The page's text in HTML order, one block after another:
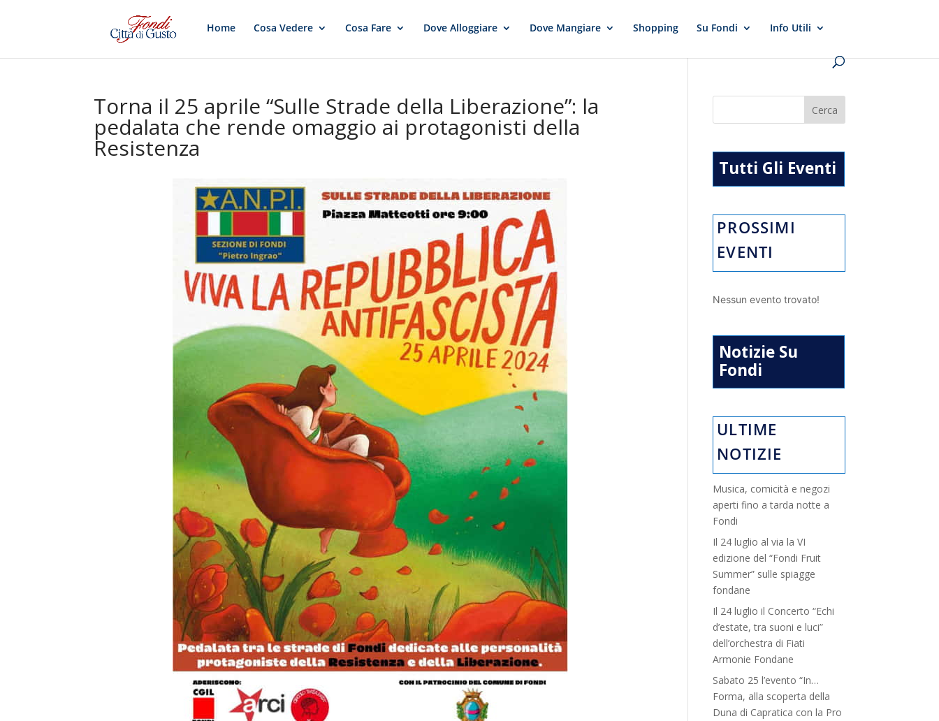
Home Cosa Vedere Cosa Fare Dove Alloggiare Dove Mangiare Shopping Su Fondi Info Utili
Torna il 25 aprile “Sulle Strade della Liberazione”: la
pedalata che rende omaggio ai protagonisti della
Resistenza
Tutti Gli Eventi
PROSSIMI
EVENTI
Nessun evento trovato!
Notizie Su
Fondi
ULTIME
NOTIZIE
Musica, comicità e negozi
aperti fino a tarda notte a
Fondi
Il 24 luglio al via la VI
edizione del “Fondi Fruit
Summer” sulle spiagge
fondane
Il 24 luglio il Concerto “Echi
d’estate, tra suoni e luci”
dell’orchestra di Fiati
Armonie Fondane
Sabato 25 l’evento “In…
Forma, alla scoperta della
Duna di Capratica con la Pro